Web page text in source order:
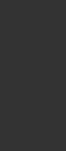
ESCOVA DE